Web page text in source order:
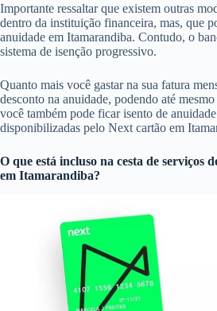
Importante ressaltar que existem outras
dentro da instituição financeira, mas, que
anuidade em Itamarandiba. Contudo, o
sistema de isenção progressivo.
Quanto mais você gastar na sua fatura
desconto na anuidade, podendo até
você também pode ficar isento de
disponibilizadas pelo Next cartão em
O que está incluso na cesta de serviços
em Itamarandiba?